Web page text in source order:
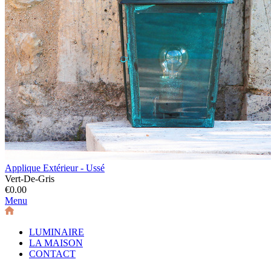
Applique Extérieur - Ussé
Vert-De-Gris
€0.00
Menu
LUMINAIRE
LA MAISON
CONTACT